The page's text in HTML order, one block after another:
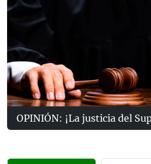
OPINIÓN: ¡La justicia del